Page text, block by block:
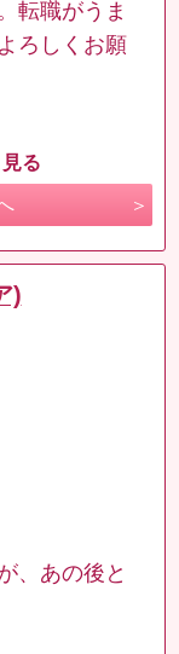
転職がうま
ろしくお願
る
)
、あの後と